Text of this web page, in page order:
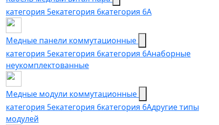
категория 5eкатегория 6категория 6А
Медные панели коммутационные
категория 5екатегория 6категория 6Aнаборные
неукомплектованные
Медные модули коммутационные
категория 5екатегория 6категория 6Aдругие типы
модулей